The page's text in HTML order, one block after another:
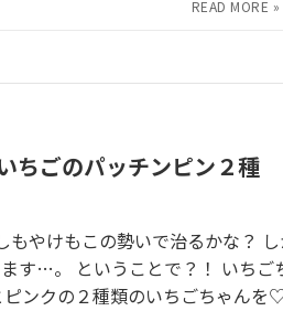
ちごのパッチンピン２種
やけもこの勢いで治るかな？
す…。 ということで？！ いち
ピンクの２種類のいちごちゃん